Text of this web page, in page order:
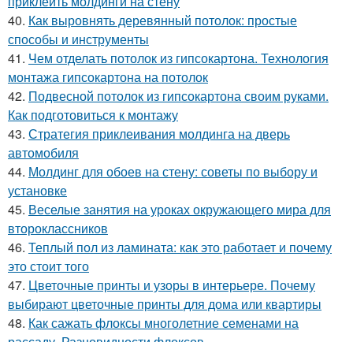
40. Как выровнять деревянный потолок: простые
способы и инструменты
41. Чем отделать потолок из гипсокартона. Технология
монтажа гипсокартона на потолок
42. Подвесной потолок из гипсокартона своим руками.
Как подготовиться к монтажу
43. Стратегия приклеивания молдинга на дверь
автомобиля
44. Молдинг для обоев на стену: советы по выбору и
установке
45. Веселые занятия на уроках окружающего мира для
второклассников
46. Теплый пол из ламината: как это работает и почему
это стоит того
47. Цветочные принты и узоры в интерьере. Почему
выбирают цветочные принты для дома или квартиры
48. Как сажать флоксы многолетние семенами на